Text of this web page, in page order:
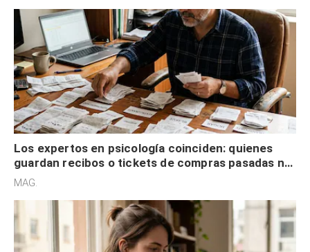
Los expertos en psicología coinciden: quienes
guardan recibos o tickets de compras pasadas no
son acumuladores, sino que tienen necesidad de
MAG.